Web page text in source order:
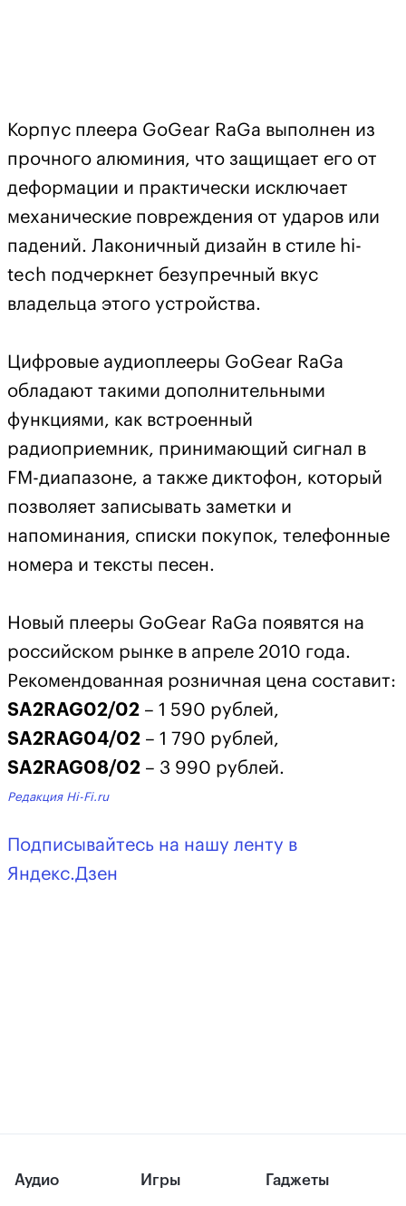
Корпус плеера GoGear RaGa выполнен из
прочного алюминия, что защищает его от
деформации и практически исключает
механические повреждения от ударов или
падений. Лаконичный дизайн в стиле hi-
tech подчеркнет безупречный вкус
владельца этого устройства.
Цифровые аудиоплееры GoGear RaGa
обладают такими дополнительными
функциями, как встроенный
радиоприемник, принимающий сигнал в
FM-диапазоне, а также диктофон, который
позволяет записывать заметки и
напоминания, списки покупок, телефонные
номера и тексты песен.
Новый плееры GoGear RaGa появятся на
российском рынке в апреле 2010 года.
Рекомендованная розничная цена составит:
SA2RAG02/02 – 1 590 рублей,
SA2RAG04/02 – 1 790 рублей,
SA2RAG08/02 – 3 990 рублей.
Редакция Hi-Fi.ru
Подписывайтесь на нашу ленту в
Яндекс.Дзен
Аудио Игры Гаджеты